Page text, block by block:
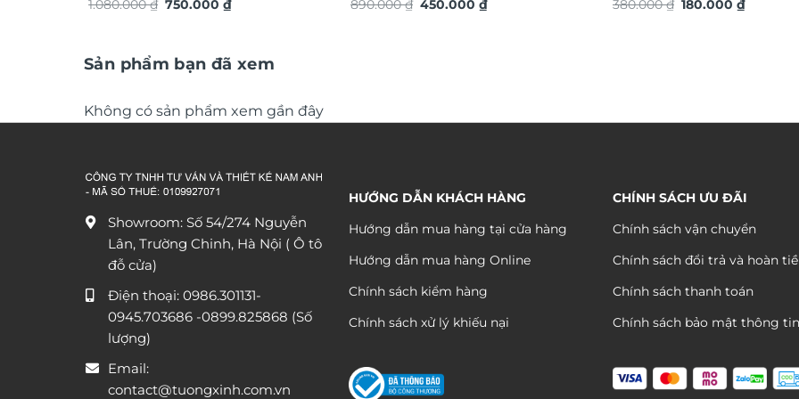
chuyển động trang trí nội thất độc
1.080.000₫ Giá
750.000₫Giá
TG4915S
890.000₫ Giá
450.000₫Giá
380.000₫ Giá
180.000₫Giá
Sản phẩm bạn đã xem
Không có sản phẩm xem gần đây
Showroom: Số 54/274 Nguyễn
Lân, Trường Chinh, Hà Nội ( Ô tô
đỗ cửa)
Điện thoại: 0986.301131-
0945.703686 -0899.825868 (Số
lượng)
Email:
contact@tuongxinh.com.vn
HƯỚNG DẪN KHÁCH HÀNG
Hướng dẫn mua hàng tại cửa hàng
Hướng dẫn mua hàng Online
Chính sách kiểm hàng
Chính sách xử lý khiếu nại
CHÍNH SÁCH ƯU ĐÃI
Chính sách vận chuyển
Chính sách đổi trả và hoàn
Chính sách thanh toán
Chính sách bảo mật thông tin